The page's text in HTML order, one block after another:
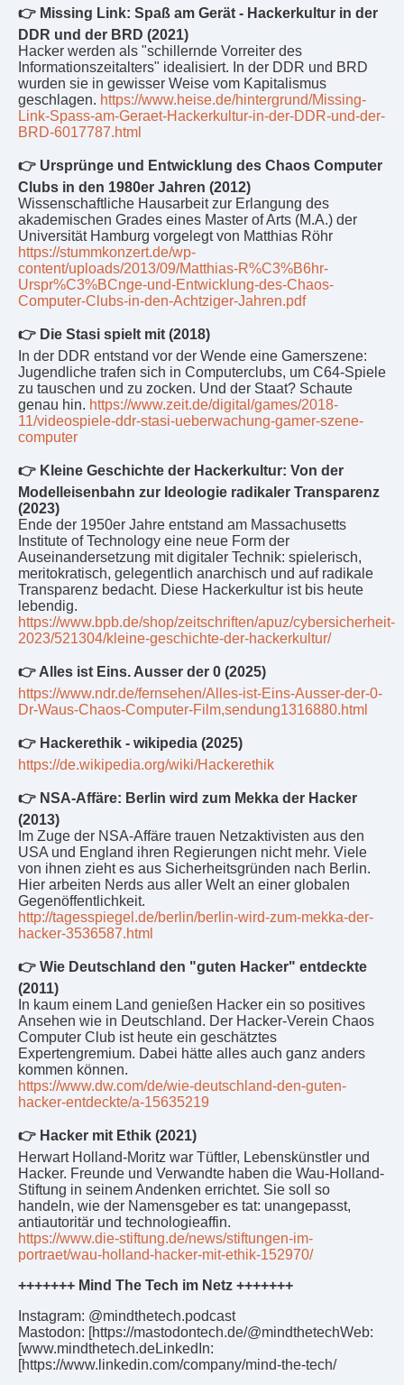
👉 Missing Link: Spaß am Gerät - Hackerkultur in der
DDR und der BRD (2021)
Hacker werden als "schillernde Vorreiter des
Informationszeitalters" idealisiert. In der DDR und BRD
wurden sie in gewisser Weise vom Kapitalismus
geschlagen. https://www.heise.de/hintergrund/Missing-
Link-Spass-am-Geraet-Hackerkultur-in-der-DDR-und-der-
BRD-6017787.html
👉 Ursprünge und Entwicklung des Chaos Computer
Clubs in den 1980er Jahren (2012)
Wissenschaftliche Hausarbeit zur Erlangung des
akademischen Grades eines Master of Arts (M.A.) der
Universität Hamburg vorgelegt von Matthias Röhr
https://stummkonzert.de/wp-
content/uploads/2013/09/Matthias-R%C3%B6hr-
Urspr%C3%BCnge-und-Entwicklung-des-Chaos-
Computer-Clubs-in-den-Achtziger-Jahren.pdf
👉 Die Stasi spielt mit (2018)
In der DDR entstand vor der Wende eine Gamerszene:
Jugendliche trafen sich in Computerclubs, um C64-Spiele
zu tauschen und zu zocken. Und der Staat? Schaute
genau hin. https://www.zeit.de/digital/games/2018-
11/videospiele-ddr-stasi-ueberwachung-gamer-szene-
computer
👉 Kleine Geschichte der Hackerkultur: Von der
Modelleisenbahn zur Ideologie radikaler Transparenz
(2023)
Ende der 1950er Jahre entstand am Massachusetts
Institute of Technology eine neue Form der
Auseinandersetzung mit digitaler Technik: spielerisch,
meritokratisch, gelegentlich anarchisch und auf radikale
Transparenz bedacht. Diese Hackerkultur ist bis heute
lebendig.
https://www.bpb.de/shop/zeitschriften/apuz/cybersicherheit-
2023/521304/kleine-geschichte-der-hackerkultur/
👉 Alles ist Eins. Ausser der 0 (2025)
https://www.ndr.de/fernsehen/Alles-ist-Eins-Ausser-der-0-
Dr-Waus-Chaos-Computer-Film,sendung1316880.html
👉 Hackerethik - wikipedia (2025)
https://de.wikipedia.org/wiki/Hackerethik
👉 NSA-Affäre: Berlin wird zum Mekka der Hacker
(2013)
Im Zuge der NSA-Affäre trauen Netzaktivisten aus den
USA und England ihren Regierungen nicht mehr. Viele
von ihnen zieht es aus Sicherheitsgründen nach Berlin.
Hier arbeiten Nerds aus aller Welt an einer globalen
Gegenöffentlichkeit.
http://tagesspiegel.de/berlin/berlin-wird-zum-mekka-der-
hacker-3536587.html
👉 Wie Deutschland den "guten Hacker" entdeckte
(2011)
In kaum einem Land genießen Hacker ein so positives
Ansehen wie in Deutschland. Der Hacker-Verein Chaos
Computer Club ist heute ein geschätztes
Expertengremium. Dabei hätte alles auch ganz anders
kommen können.
https://www.dw.com/de/wie-deutschland-den-guten-
hacker-entdeckte/a-15635219
👉 Hacker mit Ethik (2021)
Herwart Holland-Moritz war Tüftler, Lebenskünstler und
Hacker. Freunde und Verwandte haben die Wau-Holland-
Stiftung in seinem Andenken errichtet. Sie soll so
handeln, wie der Namensgeber es tat: unangepasst,
antiautoritär und technologieaffin.
https://www.die-stiftung.de/news/stiftungen-im-
portraet/wau-holland-hacker-mit-ethik-152970/
+++++++ Mind The Tech im Netz +++++++
Instagram: @mindthetech.podcast
Mastodon: [https://mastodontech.de/@mindthetechWeb:
[www.mindthetech.deLinkedIn:
[https://www.linkedin.com/company/mind-the-tech/